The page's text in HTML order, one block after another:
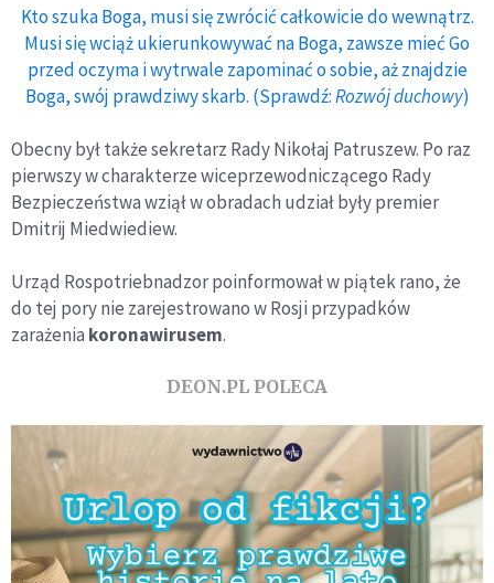
Kto szuka Boga, musi się zwrócić całkowicie do wewnątrz.
Musi się wciąż ukierunkowywać na Boga, zawsze mieć Go
przed oczyma i wytrwale zapominać o sobie, aż znajdzie
Boga, swój prawdziwy skarb. (Sprawdź:Rozwój duchowy)
Obecny był także sekretarz Rady Nikołaj Patruszew. Po raz
pierwszy w charakterze wiceprzewodniczącego Rady
Bezpieczeństwa wziął w obradach udział były premier
Dmitrij Miedwiediew.
Urząd Rospotriebnadzor poinformował w piątek rano, że
do tej pory nie zarejestrowano w Rosji przypadków
zarażenia koronawirusem.
DEON.PL POLECA